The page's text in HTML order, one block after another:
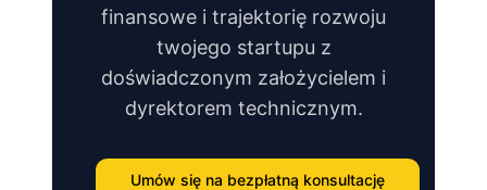
finansowe i trajektorię rozwoju
twojego startupu z
doświadczonym założycielem i
dyrektorem technicznym.
Umów się na bezpłatną konsultację